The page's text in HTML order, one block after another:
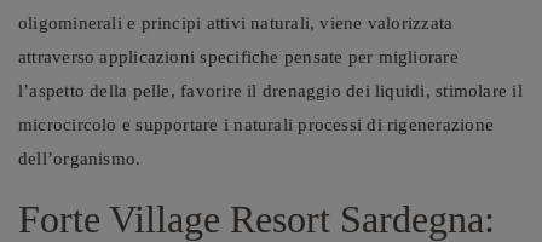
oligominerali e principi attivi naturali, viene valorizzata
attraverso applicazioni specifiche pensate per migliorare
l’aspetto della pelle, favorire il drenaggio dei liquidi, stimolare il
microcircolo e supportare i naturali processi di rigenerazione
dell’organismo.
Forte Village Resort Sardegna: